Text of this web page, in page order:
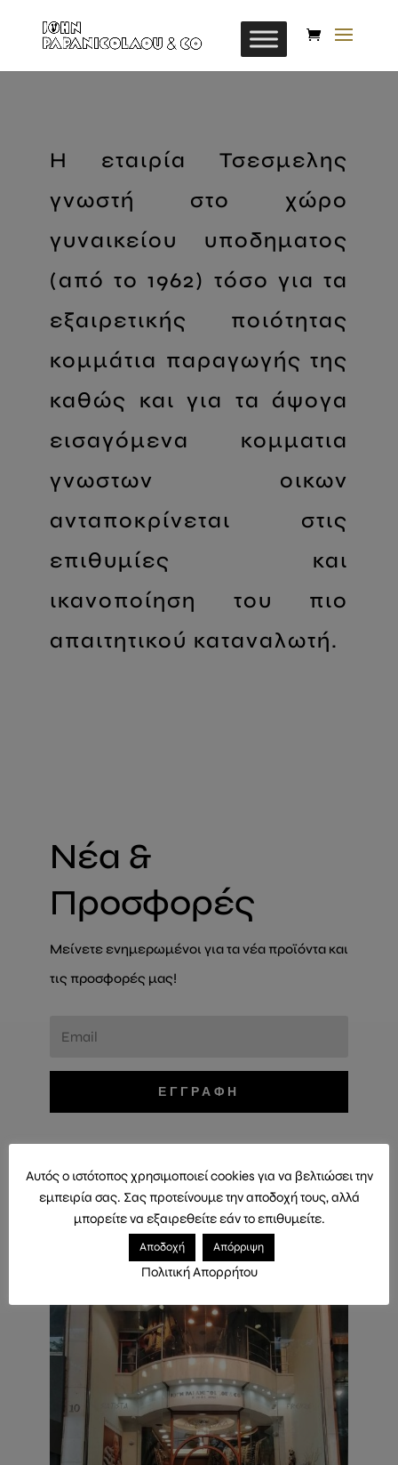
Η εταιρία Τσεσμελης
γνωστή στο χώρο
γυναικείου υποδηματος
(από το 1962) τόσο για τα
εξαιρετικής ποιότητας
κομμάτια παραγωγής της
καθώς και για τα άψογα
εισαγόμενα κομματια
γνωστων οικων
ανταποκρίνεται στις
επιθυμίες και
ικανοποίηση του πιο
απαιτητικού καταναλωτή.
Νέα &
Προσφορές
Μείνετε ενημερωμένοι για τα νέα προϊόντα και
τις προσφορές μας!
ΕΓΓΡΑΦΗ
Αυτός ο ιστότοπος χρησιμοποιεί cookies για να βελτιώσει την
εμπειρία σας. Σας προτείνουμε την αποδοχή τους, αλλά
μπορείτε να εξαιρεθείτε εάν το επιθυμείτε.
Αποδοχή Απόρριψη
Πολιτική Απορρήτου